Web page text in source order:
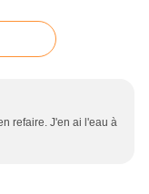
refaire. J'en ai l'eau à